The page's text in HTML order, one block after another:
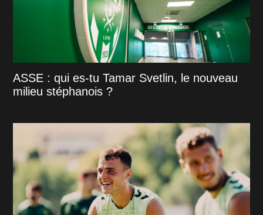
ASSE : qui es-tu Tamar Svetlin, le nouveau
milieu stéphanois ?